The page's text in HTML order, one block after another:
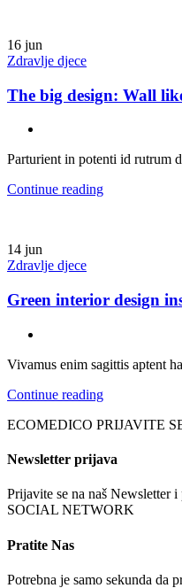
16 jun
Zdravlje djece
The big design: Wall
Parturient in potenti id rutrum
Continue reading
14 jun
Zdravlje djece
Green interior design
Vivamus enim sagittis aptent
Continue reading
ECOMEDICO PRIJAVITE
Newsletter prijava
Prijavite se na naš Newsletter
SOCIAL NETWORK
Pratite Nas
Potrebna je samo sekunda da